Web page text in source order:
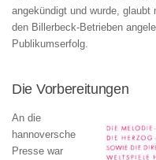
angekündigt und wurde, glaubt
den Billerbeck-Betrieben
Publikumserfolg.
Die Vorbereitungen
An die
hannoversche
Presse war